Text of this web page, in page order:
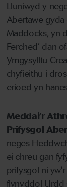
Lluniwyd y
Abertawe gyda
Maddocks, yn
Ferched’ dan
Ymgysylltu
chyfieithu i
erioed yn
Meddai’r
Prifysgol
neges
ei chreu gan
prifysgol ni
flynyddol Urdd